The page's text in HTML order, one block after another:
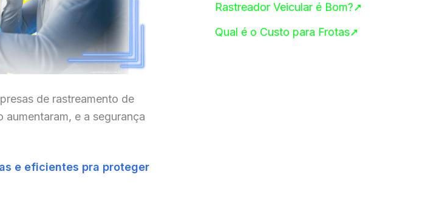
de rastreamento de
e a segurança
e eficientes pra proteger
Rastreador Veicular é Bom?➚
Qual é o Custo para Frotas➚